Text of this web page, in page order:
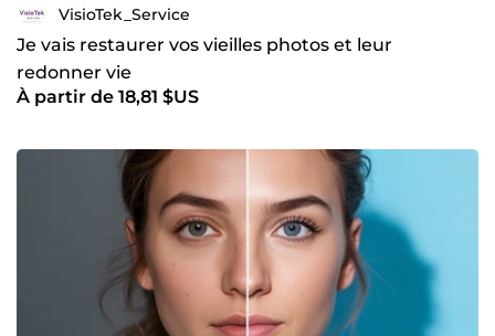
VisioTek_Service
Je vais restaurer vos vieilles photos et leur
redonner vie
À partir de 18,81 $US